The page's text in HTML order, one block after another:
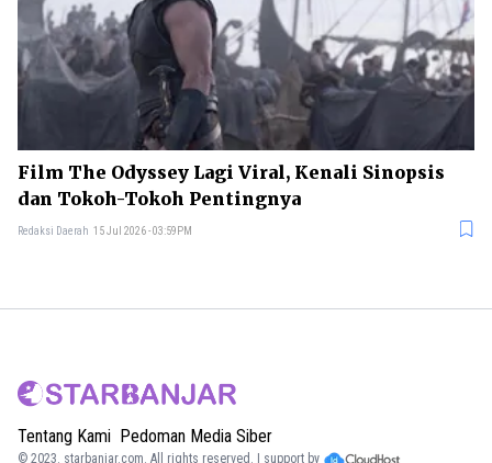
Film The Odyssey Lagi Viral, Kenali Sinopsis
dan Tokoh-Tokoh Pentingnya
Redaksi Daerah 15 Jul 2026 - 03:59PM
Tentang Kami Pedoman Media Siber
© 2023. starbanjar.com. All rights reserved. | support by